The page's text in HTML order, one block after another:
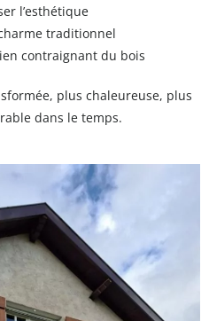
l’esthétique
traditionnel
contraignant du bois
plus chaleureuse, plus
dans le temps.